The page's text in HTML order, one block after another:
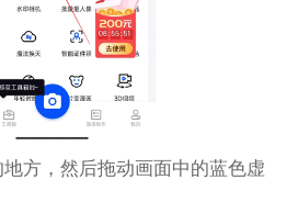
方，然后拖动画面中的蓝色虚